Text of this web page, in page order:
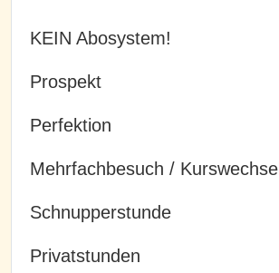
KEIN Abosystem!
Prospekt
Perfektion
Mehrfachbesuch / Kurswechsel
Schnupperstunde
Privatstunden